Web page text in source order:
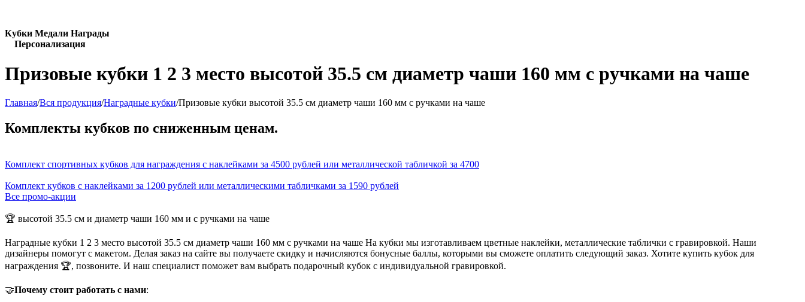
Кубки Медали Награды
Персонализация
Призовые кубки 1 2 3 место высотой 35.5 см диаметр чаши 160 мм с ручками на чаше
Главная/Вся продукция/Наградные кубки/Призовые кубки высотой 35.5 см диаметр чаши 160 мм с ручками на чаше
Комплекты кубков по сниженным ценам.
Комплект спортивных кубков для награждения с наклейками за 4500 рублей или металлической табличкой за 4700
Комплект кубков с наклейками за 1200 рублей или металлическими табличками за 1590 рублей
Все промо-акции
🏆 высотой 35.5 см и диаметр чаши 160 мм и с ручками на чаше
Наградные кубки 1 2 3 место высотой 35.5 см диаметр чаши 160 мм с ручками на чаше На кубки мы изготавливаем цветные наклейки, металлические таблички с гравировкой. Наши
дизайнеры помогут с макетом. Делая заказ на сайте вы получаете скидку и начисляются бонусные баллы, которыми вы сможете оплатить следующий заказ. Хотите купить кубок для
награждения 🏆, позвоните. И наш специалист поможет вам выбрать подарочный кубок с индивидуальной гравировкой.
🤝Почему стоит работать с нами: